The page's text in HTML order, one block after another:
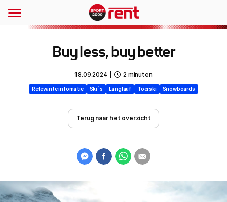
Buy less, buy better
18.09.2024 2 minuten
Relevante infomatie Ski´s Langlauf Toerski Snowboards
Terug naar het overzicht